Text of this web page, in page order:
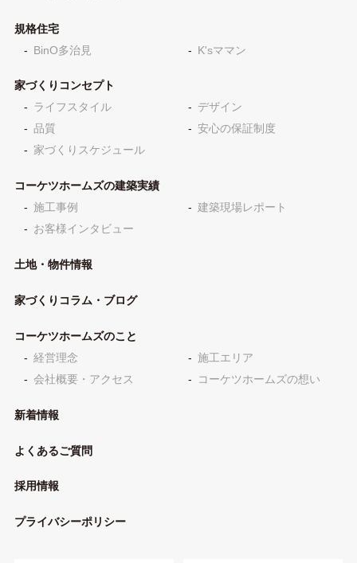
規格住宅
BinO多治見
K'sママン
家づくりコンセプト
ライフスタイル
デザイン
品質
安心の保証制度
家づくりスケジュール
コーケツホームズの建築実績
施工事例
建築現場レポート
お客様インタビュー
土地・物件情報
家づくりコラム・ブログ
コーケツホームズのこと
経営理念
施工エリア
会社概要・アクセス
コーケツホームズの想い
新着情報
よくあるご質問
採用情報
プライバシーポリシー